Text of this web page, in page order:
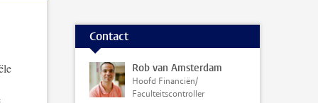
Contact
Rob van Amsterdam
Hoofd Financiën/
Faculteitscontroller